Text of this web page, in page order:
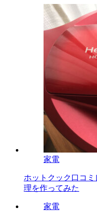
家電
ホットクック口コ
理を作ってみた
家電